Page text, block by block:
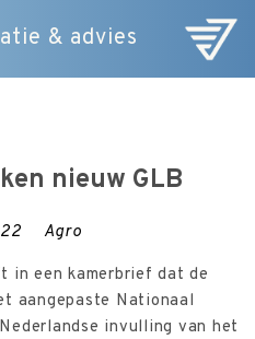
& advies
nieuw GLB
Agro
in een kamerbrief dat de
aangepaste Nationaal
invulling van het